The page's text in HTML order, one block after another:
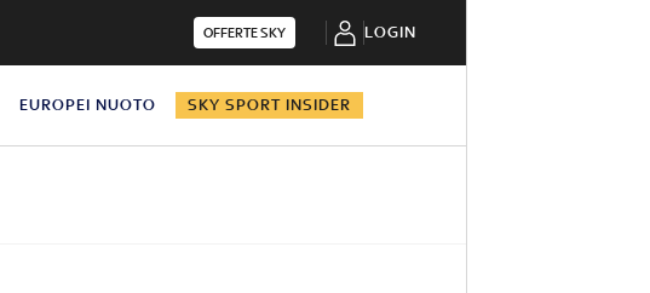
OFFERTE SKY LOGIN
EUROPEI NUOTO SKY SPORT INSIDER